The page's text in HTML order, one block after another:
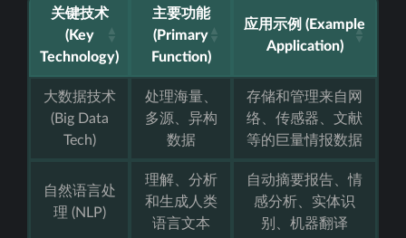
关键技术
(Key
Technology)
主要功能
(Primary
Function)
应用示例 (Example
Application)
大数据技术
(Big Data
Tech)
处理海量、
多源、异构
数据
存储和管理来自网
络、传感器、文献
等的巨量情报数据
自然语言处
理 (NLP)
理解、分析
和生成人类
语言文本
自动摘要报告、情
感分析、实体识
别、机器翻译